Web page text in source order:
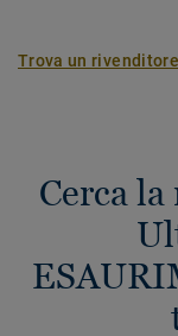
Trova un rivenditore
Cerca